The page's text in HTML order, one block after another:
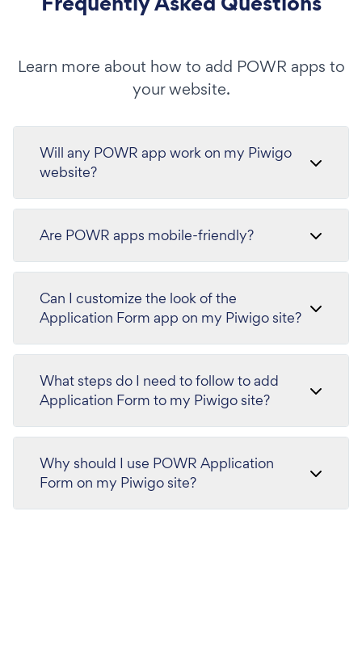
Learn more about how to add POWR apps to
your website.
Will any POWR app work on my Piwigo
website?
Are POWR apps mobile-friendly?
Can I customize the look of the
Application Form app on my Piwigo site?
What steps do I need to follow to add
Application Form to my Piwigo site?
Why should I use POWR Application
Form on my Piwigo site?